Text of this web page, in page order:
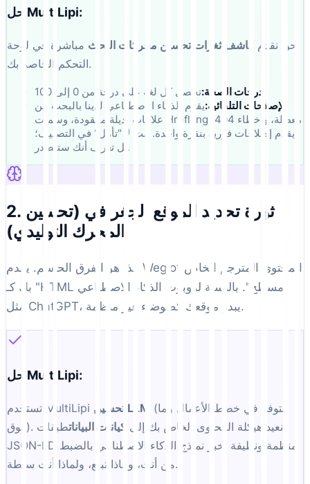
حل MultiLipi:
نحن نقدم كاشف ثغرات تحسين محركات البحث مباشرة في لوحة
التحكم الخاصة بك.
درجات الصحة:
الإصلاحات التلقائية:يقوم الذكاء الاصطناعي لدينا بالبحث عن
علامات بديلة مفقودة، وسمات Hreflang معطلة، وأخطاء 404،
ويقدم إصلاحات فورية بنقرة واحدة. أنت لا "تأمل" في التصنيف؛
بل تعرف أنك ستتصدر.
2. ثورة تحديد الموقع الجغرافي (تحسين
المحرك التوليدي)
هذا هو الفرق الحاسم. يقدم Weglot المحتوى المترجم الخاص
بك كـ "HTML مسطح". بالنسبة لروبوت الذكاء الاصطناعي
مثل ChatGPT، يبدو موقعك كضوضاء غير منظمة.
حل MultiLipi:
تستخدم MultiLipi تحسين LLM
(متوفر في خطط الأعمال وما
فوق). نعيد هيكلة المحتوى الخاص بك إلى كيانات البياناتطبقات
JSON-LD منظمة ونظيفة تخبر نماذج الذكاء الاصطناعي بالضبط
من أنت، وماذا تبيع، ولماذا أنت سلطة.